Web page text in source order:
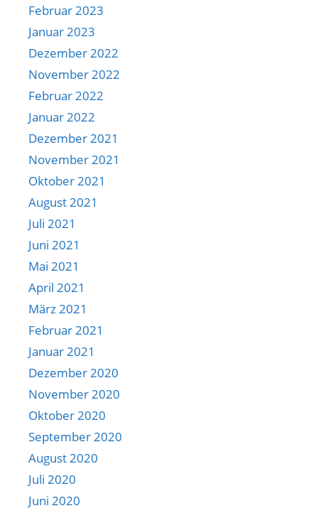
Februar 2023
Januar 2023
Dezember 2022
November 2022
Februar 2022
Januar 2022
Dezember 2021
November 2021
Oktober 2021
August 2021
Juli 2021
Juni 2021
Mai 2021
April 2021
März 2021
Februar 2021
Januar 2021
Dezember 2020
November 2020
Oktober 2020
September 2020
August 2020
Juli 2020
Juni 2020